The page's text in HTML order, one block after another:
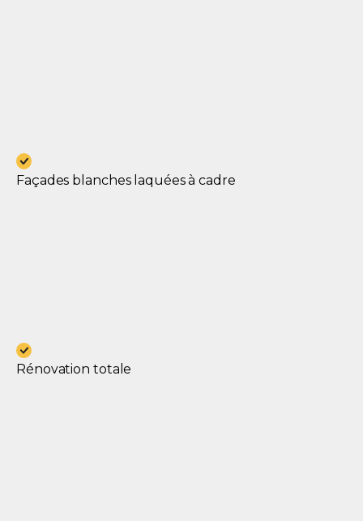
Façades blanches laquées à cadre
Rénovation totale